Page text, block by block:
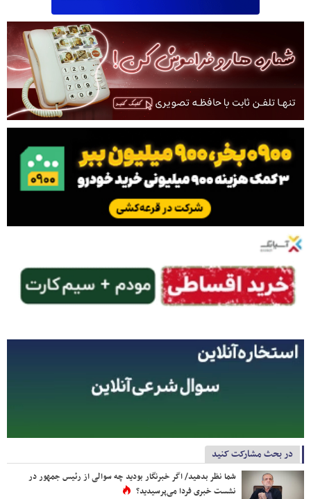
در بحث مشارکت کنید
شما نظر بدهید/ اگر خبرنگار بودید چه سوالی از رئیس جمهور در
نشست خبری فردا می‌پرسیدید؟